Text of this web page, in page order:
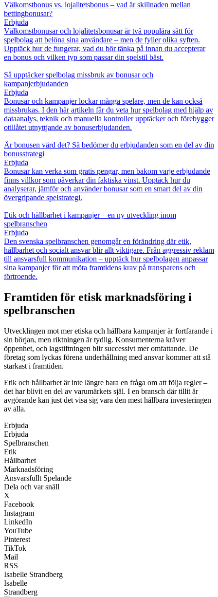
Välkomstbonus vs. lojalitetsbonus – vad är skillnaden mellan
bettingbonusar?
Erbjuda
Välkomstbonusar och lojalitetsbonusar är två populära sätt för
spelbolag att belöna sina användare – men de fyller olika syften.
Upptäck hur de fungerar, vad du bör tänka på innan du accepterar
en bonus och vilken typ som passar din spelstil bäst.
Så upptäcker spelbolag missbruk av bonusar och
kampanjerbjudanden
Erbjuda
Bonusar och kampanjer lockar många spelare, men de kan också
missbrukas. I den här artikeln får du veta hur spelbolag med hjälp av
dataanalys, teknik och manuella kontroller upptäcker och förebygger
otillåtet utnyttjande av bonuserbjudanden.
Är bonusen värd det? Så bedömer du erbjudanden som en del av din
bonusstrategi
Erbjuda
Bonusar kan verka som gratis pengar, men bakom varje erbjudande
finns villkor som påverkar din faktiska vinst. Upptäck hur du
analyserar, jämför och använder bonusar som en smart del av din
övergripande spelstrategi.
Etik och hållbarhet i kampanjer – en ny utveckling inom
spelbranschen
Erbjuda
Den svenska spelbranschen genomgår en förändring där etik,
hållbarhet och socialt ansvar blir allt viktigare. Från aggressiv reklam
till ansvarsfull kommunikation – upptäck hur spelbolagen anpassar
sina kampanjer för att möta framtidens krav på transparens och
förtroende.
Framtiden för etisk marknadsföring i
spelbranschen
Utvecklingen mot mer etiska och hållbara kampanjer är fortfarande i
sin början, men riktningen är tydlig. Konsumenterna kräver
öppenhet, och lagstiftningen blir successivt mer omfattande. De
företag som lyckas förena underhållning med ansvar kommer att stå
starkast i framtiden.
Etik och hållbarhet är inte längre bara en fråga om att följa regler –
det har blivit en del av varumärkets själ. I en bransch där tillit är
avgörande kan just det visa sig vara den mest hållbara investeringen
av alla.
Erbjuda
Erbjuda
Spelbranschen
Etik
Hållbarhet
Marknadsföring
Ansvarsfullt Spelande
Dela och var snäll
X
Facebook
Instagram
LinkedIn
YouTube
Pinterest
TikTok
Mail
RSS
Isabelle Strandberg
Isabelle
Strandberg